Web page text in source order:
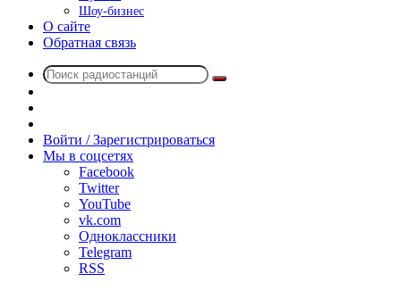
Шоу-бизнес
О сайте
Обратная связь
Поиск
радио
Войти / Зарегистрироваться
Мы в соцсетях
Facebook
Twitter
YouTube
vk.com
Одноклассники
Telegram
RSS